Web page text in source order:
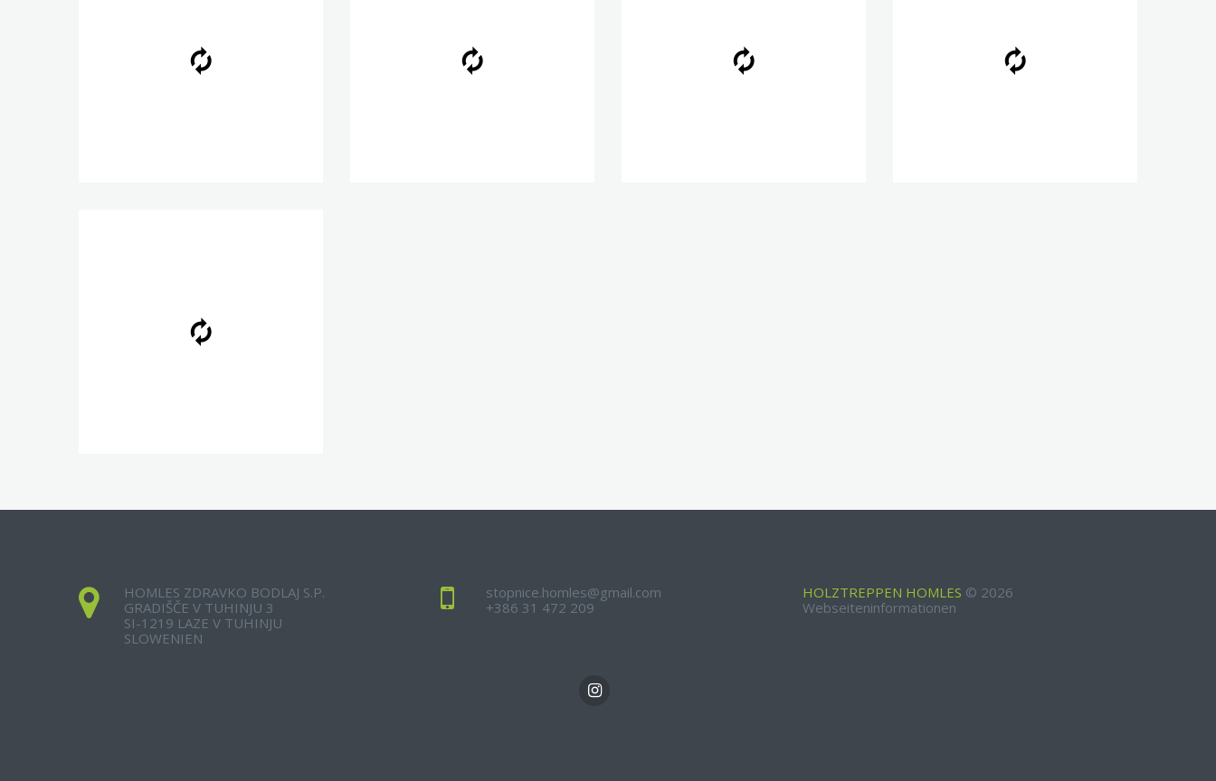
HOMLES ZDRAVKO BODLAJ S.P.
GRADIŠČE V TUHINJU 3
SI-1219 LAZE V TUHINJU
SLOWENIEN
stopnice.homles@gmail.com
+386 31 472 209
HOLZTREPPEN HOMLES © 2026
Webseiteninformationen